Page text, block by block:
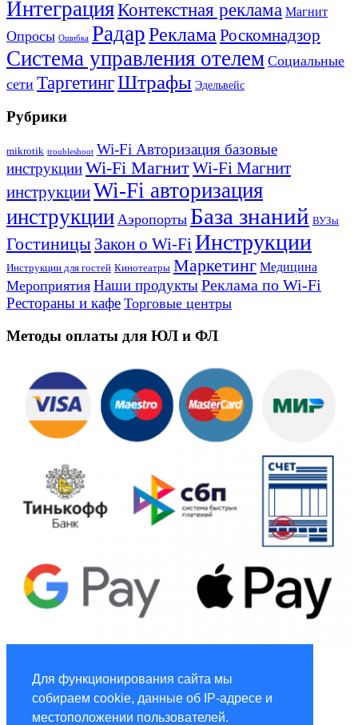
Для функционирования сайта мы
собираем cookie, данные об IP-адресе и
местоположении пользователей.
ИнтеграцияКонтекстная реклама Магнит
Опросы Ошибка РадарРеклама Роскомнадзор
Система управления отелем Социальные
сети ТаргетингШтрафы Эдельвейс
Рубрики
mikrotik troubleshoot Wi-Fi Авторизация базовые
инструкцииWi-Fi МагнитWi-Fi Магнит
инструкцииWi-Fi авторизация
инструкции Аэропорты База знаний ВУЗы
Гостиницы Закон о Wi-FiИнструкции
Инструкции для гостей Кинотеатры Маркетинг Медицина
Мероприятия Наши продуктыРеклама по Wi-Fi
Рестораны и кафе Торговые центры
Методы оплаты для ЮЛ и ФЛ
Global Marketing
Услуги по маркетингу и рекламе global-adv.ru